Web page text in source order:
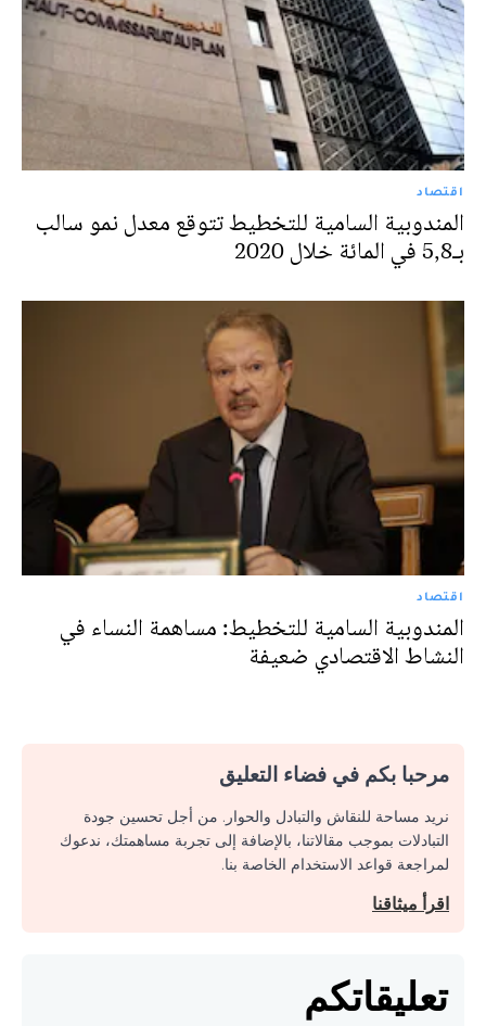
اقتصاد
المندوبية السامية للتخطيط تتوقع معدل نمو سالب
بـ5,8 في المائة خلال 2020
اقتصاد
المندوبية السامية للتخطيط: مساهمة النساء في
النشاط الاقتصادي ضعيفة
مرحبا بكم في فضاء التعليق
نريد مساحة للنقاش والتبادل والحوار. من أجل تحسين جودة
التبادلات بموجب مقالاتنا، بالإضافة إلى تجربة مساهمتك، ندعوك
لمراجعة قواعد الاستخدام الخاصة بنا.
اقرأ ميثاقنا
تعليقاتكم